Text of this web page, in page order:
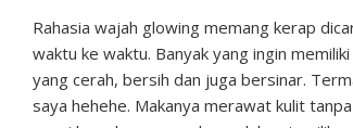
Rahasia wajah glowing memang kerap
waktu ke waktu. Banyak yang ingin
yang cerah, bersih dan juga bersinar.
saya hehehe. Makanya merawat kulit